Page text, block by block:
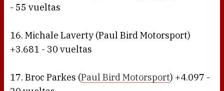
- 55 vueltas
16. Michale Laverty (Paul Bird Motorsport)
+3.681 - 30 vueltas
17. Broc Parkes (Paul Bird Motorsport) +4.097 -